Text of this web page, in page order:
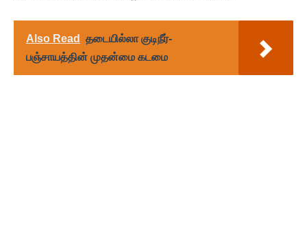
Also Read
தடையில்லா குடிநீர்-
பஞ்சாயத்தின் முதன்மை கடமை